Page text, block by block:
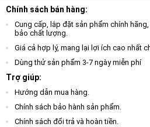
Chính sách bán hàng:
Cung cấp, lắp đặt sản phẩm chính
bảo chất lượng.
Giá cả hợp lý, mang lại lợi ích cao nhất
Dùng thử sản phẩm 3-7 ngày miễn phí
Trợ giúp:
Hướng dẫn mua hàng.
Chính sách bảo hành sản phẩm.
Chính sách đổi trả và hoàn tiền.